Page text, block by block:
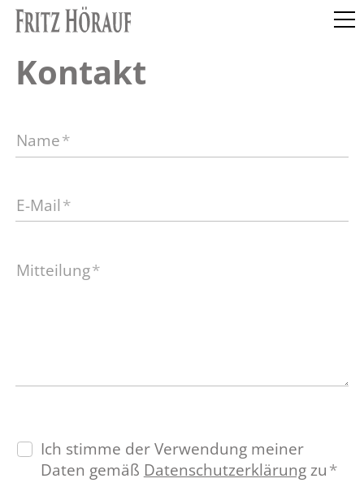
Kontakt
Name*
E-Mail*
Mitteilung*
Ich stimme der Verwendung meiner
Daten gemäß Datenschutzerklärungzu*